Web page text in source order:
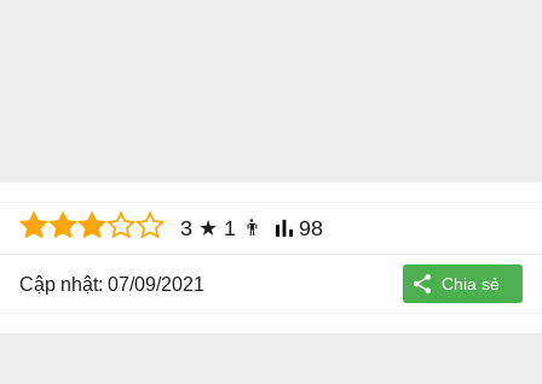
3 ★ 1 👨 98
Cập nhật: 07/09/2021